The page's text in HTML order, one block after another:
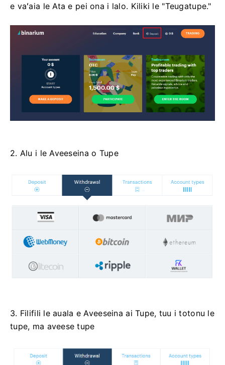
e vaʻaia le Ata e pei ona i lalo. Kiliki le "Teugatupe."
2. Alu i le Aveeseina o Tupe
3. Filifili le auala e Aveeseina ai Tupe, tuu i totonu le
tupe, ma aveese tupe